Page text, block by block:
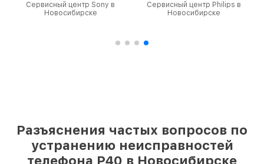
Сервисный центр Sony в
Новосибирске
Сервисный центр Philips в
Новосибирске
Разъяснения частых вопросов по
устранению неисправностей
телефона P40 в Новосибирске